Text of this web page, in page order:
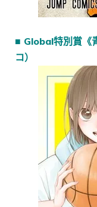
■ Global特別賞《
コ）